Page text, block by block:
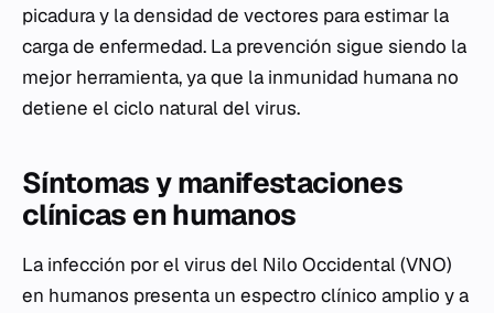
picadura y la densidad de vectores para estimar la
carga de enfermedad. La prevención sigue siendo la
mejor herramienta, ya que la inmunidad humana no
detiene el ciclo natural del virus.
Síntomas y manifestaciones
clínicas en humanos
La infección por el virus del Nilo Occidental (VNO)
en humanos presenta un espectro clínico amplio y a